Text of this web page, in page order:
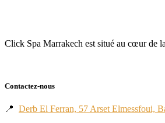
Click Spa Marrakech est situé au cœur de
Contactez-nous
📍 Derb El Ferran, 57 Arset Elmessfoui,